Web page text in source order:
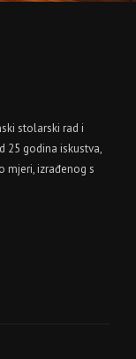
stolarski rad i
25 godina iskustva,
mjeri, izrađenog s